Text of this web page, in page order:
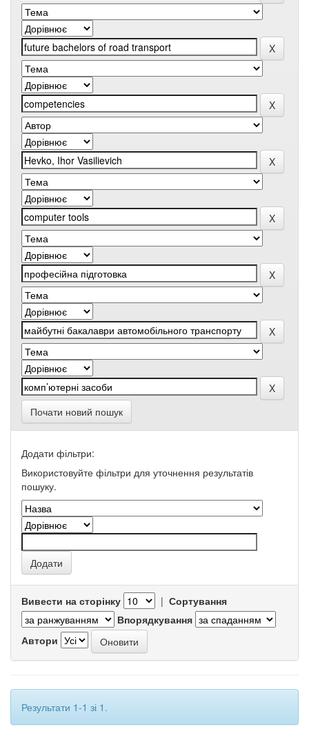
Почати новий пошук
Додати фільтри:
Використовуйте фільтри для уточнення результатів
пошуку.
Вивести на сторінку | Сортування
Впорядкування
Автори
Результати 1-1 зі 1.